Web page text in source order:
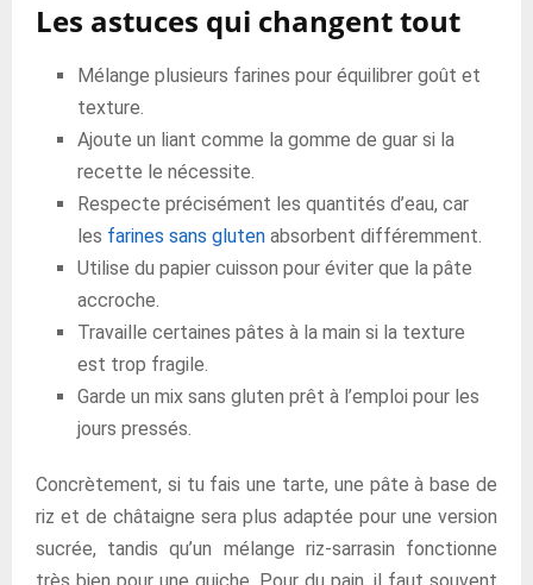
Les astuces qui changent tout
Mélange plusieurs farines pour équilibrer goût et
texture.
Ajoute un liant comme la gomme de guar si la
recette le nécessite.
Respecte précisément les quantités d’eau, car
les farines sans gluten absorbent différemment.
Utilise du papier cuisson pour éviter que la pâte
accroche.
Travaille certaines pâtes à la main si la texture
est trop fragile.
Garde un mix sans gluten prêt à l’emploi pour les
jours pressés.
Concrètement, si tu fais une tarte, une pâte à base de
riz et de châtaigne sera plus adaptée pour une version
sucrée, tandis qu’un mélange riz-sarrasin fonctionne